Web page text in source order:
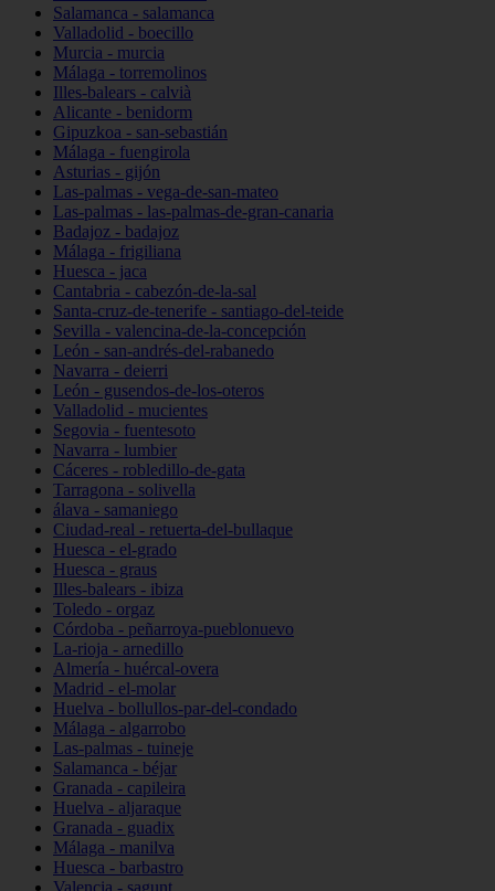
Salamanca - salamanca
Valladolid - boecillo
Murcia - murcia
Málaga - torremolinos
Illes-balears - calvià
Alicante - benidorm
Gipuzkoa - san-sebastián
Málaga - fuengirola
Asturias - gijón
Las-palmas - vega-de-san-mateo
Las-palmas - las-palmas-de-gran-canaria
Badajoz - badajoz
Málaga - frigiliana
Huesca - jaca
Cantabria - cabezón-de-la-sal
Santa-cruz-de-tenerife - santiago-del-teide
Sevilla - valencina-de-la-concepción
León - san-andrés-del-rabanedo
Navarra - deierri
León - gusendos-de-los-oteros
Valladolid - mucientes
Segovia - fuentesoto
Navarra - lumbier
Cáceres - robledillo-de-gata
Tarragona - solivella
álava - samaniego
Ciudad-real - retuerta-del-bullaque
Huesca - el-grado
Huesca - graus
Illes-balears - ibiza
Toledo - orgaz
Córdoba - peñarroya-pueblonuevo
La-rioja - arnedillo
Almería - huércal-overa
Madrid - el-molar
Huelva - bollullos-par-del-condado
Málaga - algarrobo
Las-palmas - tuineje
Salamanca - béjar
Granada - capileira
Huelva - aljaraque
Granada - guadix
Málaga - manilva
Huesca - barbastro
Valencia - sagunt